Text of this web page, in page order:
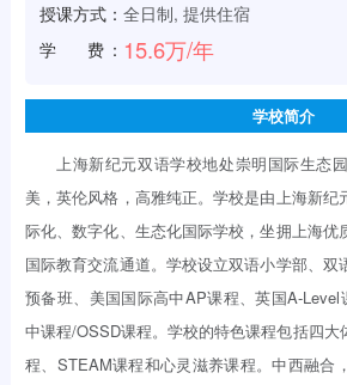
授课方式： 全日制, 提供住宿
学 费： 15.6万/年
学校简介
上海新纪元双语学校地处崇明国际生态
美，英伦风格，高雅纯正。学校是由上海新纪
际化、数字化、生态化国际学校，坐拥上海优
国际教育交流通道。学校设立双语小学部、双
预备班、美国国际高中AP课程、英国A-
中课程/OSSD课程。学校的特色课程包括四大
程、STEAM课程和心灵滋养课程。中西融合